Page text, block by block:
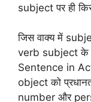
subject पर ही
जिस वाक्य में
verb subject के
Sentence in
object को
number और